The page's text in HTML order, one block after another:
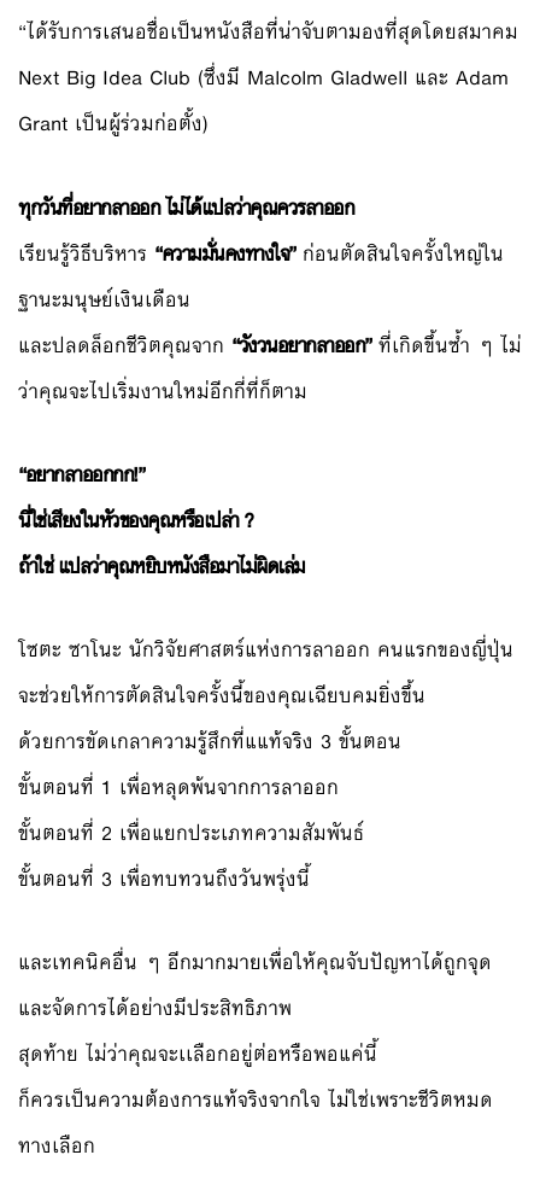
“ได้รับการเสนอชื่อเป็นหนังสือที่น่าจับตามองที่สุดโดยสมาคม
Next Big Idea Club (ซึ่งมี Malcolm Gladwell และ Adam
Grant เป็นผู้ร่วมก่อตั้ง)
ทุกวันที่อยากลาออก ไม่ได้แปลว่าคุณควรลาออก
เรียนรู้วิธีบริหาร “ความมั่นคงทางใจ”ก่อนตัดสินใจครั้งใหญ่ใน
ฐานะมนุษย์เงินเดือน
และปลดล็อกชีวิตคุณจาก “วังวนอยากลาออก”ที่เกิดขึ้นซ้ำ ๆ ไม่
ว่าคุณจะไปเริ่มงานใหม่อีกกี่ที่ก็ตาม
“อยากลาออกกก!”
นี่ใช่เสียงในหัวของคุณหรือเปล่า ?
ถ้าใช่ แปลว่าคุณหยิบหนังสือมาไม่ผิดเล่ม
โซตะ ซาโนะ นักวิจัยศาสตร์แห่งการลาออก คนแรกของญี่ปุ่น
จะช่วยให้การตัดสินใจครั้งนี้ของคุณเฉียบคมยิ่งขึ้น
ด้วยการขัดเกลาความรู้สึกที่แแท้จริง 3 ขั้นตอน
ขั้นตอนที่ 1 เพื่อหลุดพ้นจากการลาออก
ขั้นตอนที่ 2 เพื่อแยกประเภทความสัมพันธ์
ขั้นตอนที่ 3 เพื่อทบทวนถึงวันพรุ่งนี้
และเทคนิคอื่น ๆ อีกมากมายเพื่อให้คุณจับปัญหาได้ถูกจุด
และจัดการได้อย่างมีประสิทธิภาพ
สุดท้าย ไม่ว่าคุณจะเเลือกอยู่ต่อหรือพอแค่นี้
ก็ควรเป็นความต้องการแท้จริงจากใจ ไม่ใช่เพราะชีวิตหมด
ทางเลือก